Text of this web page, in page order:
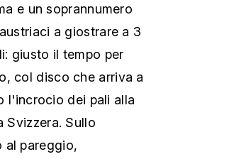
e un soprannumero
a giostrare a 3
giusto il tempo per
col disco che arriva a
l'incrocio dei pali alla
Svizzera. Sullo
al pareggio,